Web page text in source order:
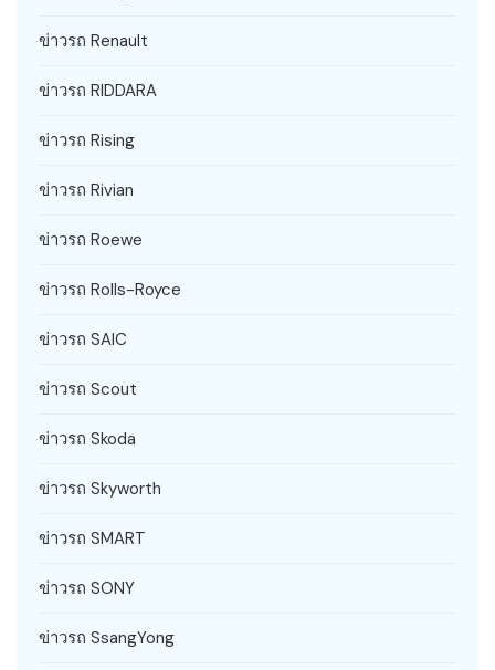
ข่าวรถ Renault
ข่าวรถ RIDDARA
ข่าวรถ Rising
ข่าวรถ Rivian
ข่าวรถ Roewe
ข่าวรถ Rolls-Royce
ข่าวรถ SAIC
ข่าวรถ Scout
ข่าวรถ Skoda
ข่าวรถ Skyworth
ข่าวรถ SMART
ข่าวรถ SONY
ข่าวรถ SsangYong